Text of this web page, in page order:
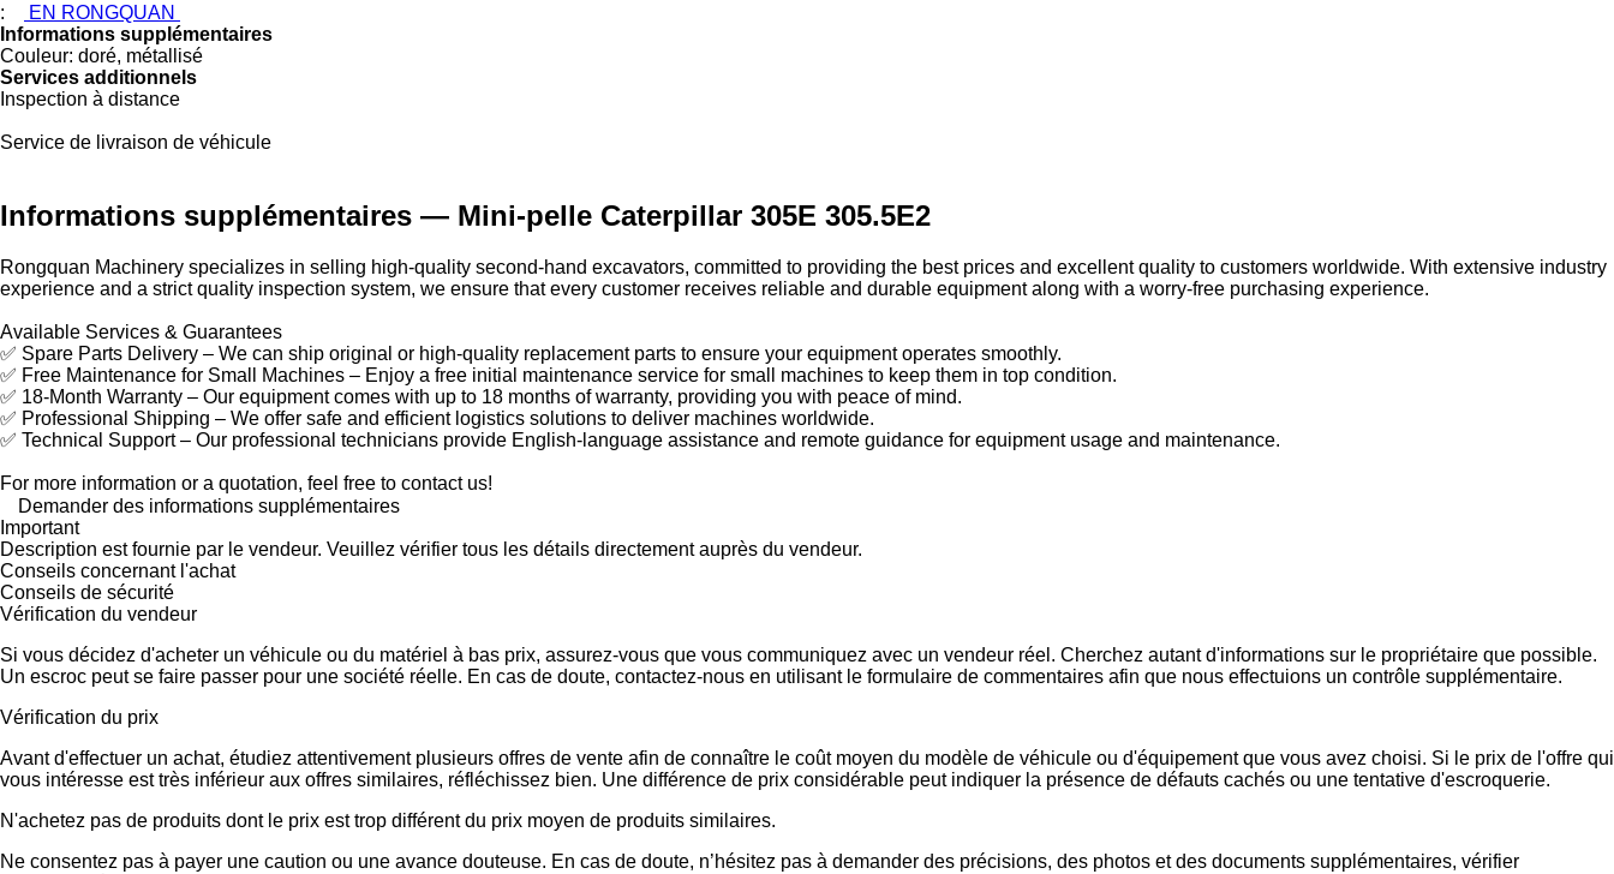
:
EN RONGQUAN
Informations supplémentaires
Couleur: doré, métallisé
Services additionnels
Inspection à distance
Service de livraison de véhicule
Informations supplémentaires — Mini-pelle Caterpillar 305E 305.5E2
Rongquan Machinery specializes in selling high-quality second-hand excavators, committed to providing the best prices and excellent quality to customers worldwide. With extensive industry
experience and a strict quality inspection system, we ensure that every customer receives reliable and durable equipment along with a worry-free purchasing experience.
Available Services & Guarantees
✅ Spare Parts Delivery – We can ship original or high-quality replacement parts to ensure your equipment operates smoothly.
✅ Free Maintenance for Small Machines – Enjoy a free initial maintenance service for small machines to keep them in top condition.
✅ 18-Month Warranty – Our equipment comes with up to 18 months of warranty, providing you with peace of mind.
✅ Professional Shipping – We offer safe and efficient logistics solutions to deliver machines worldwide.
✅ Technical Support – Our professional technicians provide English-language assistance and remote guidance for equipment usage and maintenance.
For more information or a quotation, feel free to contact us!
Demander des informations supplémentaires
Important
Description est fournie par le vendeur. Veuillez vérifier tous les détails directement auprès du vendeur.
Conseils concernant l'achat
Conseils de sécurité
Vérification du vendeur
Si vous décidez d'acheter un véhicule ou du matériel à bas prix, assurez-vous que vous communiquez avec un vendeur réel. Cherchez autant d'informations sur le propriétaire que possible.
Un escroc peut se faire passer pour une société réelle. En cas de doute, contactez-nous en utilisant le formulaire de commentaires afin que nous effectuions un contrôle supplémentaire.
Vérification du prix
Avant d'effectuer un achat, étudiez attentivement plusieurs offres de vente afin de connaître le coût moyen du modèle de véhicule ou d'équipement que vous avez choisi. Si le prix de l'offre qui
vous intéresse est très inférieur aux offres similaires, réfléchissez bien. Une différence de prix considérable peut indiquer la présence de défauts cachés ou une tentative d'escroquerie.
N'achetez pas de produits dont le prix est trop différent du prix moyen de produits similaires.
Ne consentez pas à payer une caution ou une avance douteuse. En cas de doute, n’hésitez pas à demander des précisions, des photos et des documents supplémentaires, vérifier